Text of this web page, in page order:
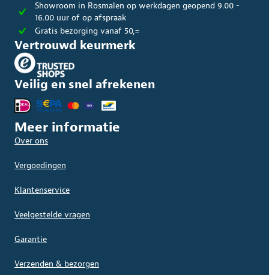
Showroom in Rosmalen op werkdagen geopend 9.00 -
16.00 uur of op afspraak
Gratis bezorging vanaf 50,=
Vertrouwd keurmerk
Veilig en snel afrekenen
Meer informatie
Over ons
Vergoedingen
Klantenservice
Veelgestelde vragen
Garantie
Verzenden & bezorgen